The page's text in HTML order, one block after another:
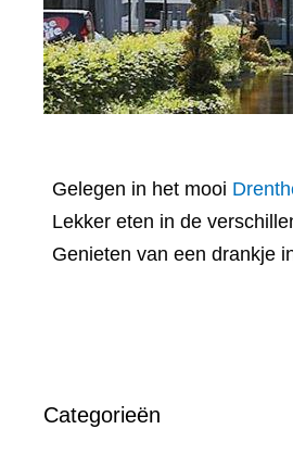
Gelegen in het mooi
Lekker eten in de
Genieten van een drankje
Categorieën